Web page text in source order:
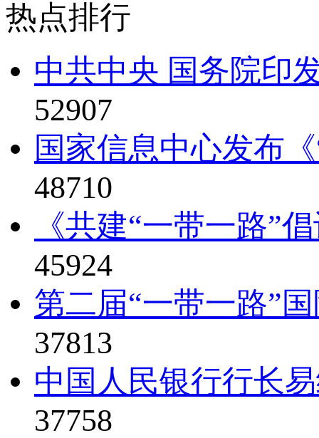
热点排行
中共中央 国务院印
52907
国家信息中心发布
48710
《共建“一带一路”
45924
第二届“一带一路”
37813
中国人民银行行长
37758